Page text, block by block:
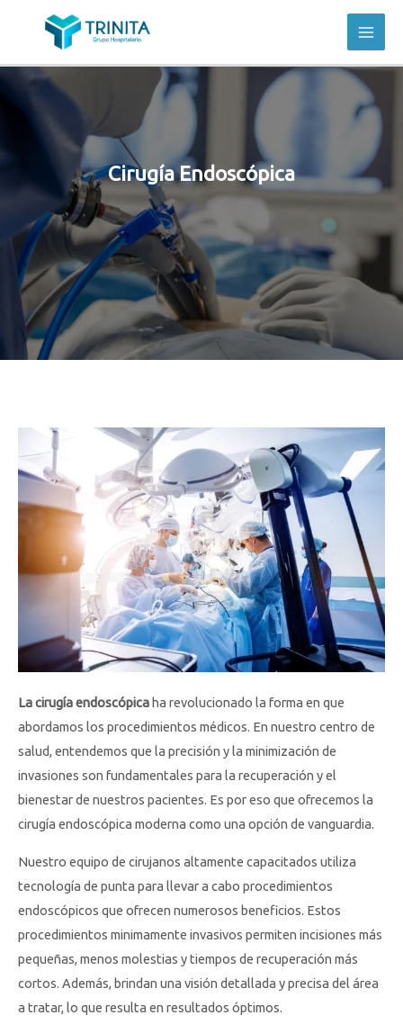
Cirugía Endoscópica
La cirugía endoscópicaha revolucionado la forma en que
abordamos los procedimientos médicos. En nuestro centro de
salud, entendemos que la precisión y la minimización de
invasiones son fundamentales para la recuperación y el
bienestar de nuestros pacientes. Es por eso que ofrecemos la
cirugía endoscópica moderna como una opción de vanguardia.
Nuestro equipo de cirujanos altamente capacitados utiliza
tecnología de punta para llevar a cabo procedimientos
endoscópicos que ofrecen numerosos beneficios. Estos
procedimientos minimamente invasivos permiten incisiones más
pequeñas, menos molestias y tiempos de recuperación más
cortos. Además, brindan una visión detallada y precisa del área
a tratar, lo que resulta en resultados óptimos.